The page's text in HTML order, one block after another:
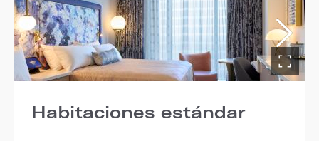
Habitaciones estándar